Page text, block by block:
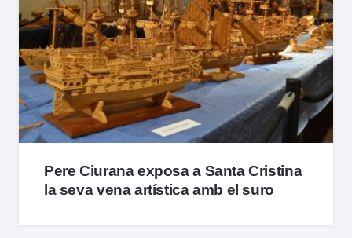
Pere Ciurana exposa a Santa Cristina
la seva vena artística amb el suro